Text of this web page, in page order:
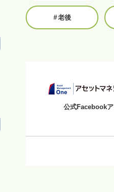
#老後
公式Facebookア